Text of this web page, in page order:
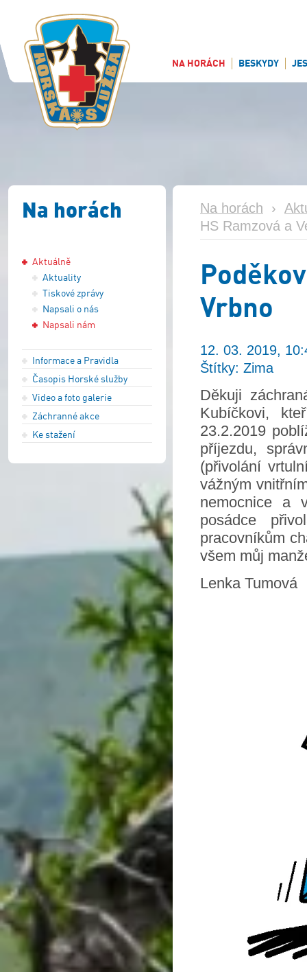
NA HORÁCH BESKYDY
Na horách
Aktuálně
Aktuality
Tiskové zprávy
Napsali o nás
Napsali nám
Informace a Pravidla
Časopis Horské služby
Video a foto galerie
Záchranné akce
Ke stažení
Na horách ›
HS Ramzová a
Vrbno
12. 03. 2019,
Štítky: Zima
Děkuji
Kubíčkovi,
23.2.2019
příjezdu,
(přivolání
vážným
nemocnice a
posádce
pracovníkům
všem můj
Lenka Tumová